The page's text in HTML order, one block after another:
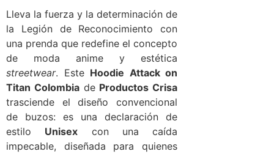
Lleva la fuerza y la determinación de
la Legión de Reconocimiento con
una prenda que redefine el concepto
de moda anime y estética
streetwear. Este Hoodie Attack on
Titan Colombiade Productos Crisa
trasciende el diseño convencional
de buzos: es una declaración de
estilo Unisex con una caída
impecable, diseñada para quienes